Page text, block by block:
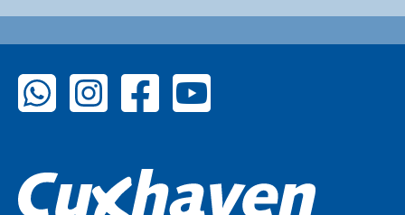
zu WhatsAppzu Instagramzu Facebook
zu YouTube